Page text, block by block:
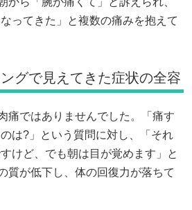
ってきた」と複数の痛みを抱えて
グで見えてきた症状の全容
痛ではありませんでした。「痛す
は?」という質問に対し、「それ
けど、でも朝は目が覚めます」と
質が低下し、体の回復力が落ちて